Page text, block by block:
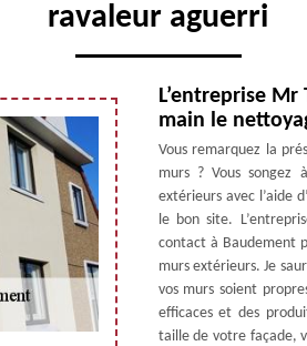
ravaleur aguerri
L’entreprise
main le
Vous remarquez la
murs ? Vous songez
extérieurs avec l’aide
le bon site.
contact à Baudement
murs extérieurs. Je
vos murs soient
efficaces et des
taille de votre façade,